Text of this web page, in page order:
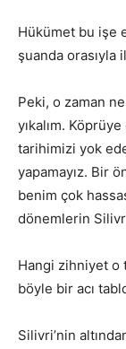
Hükümet bu işe
şuanda orasıyla
Peki, o zaman
yıkalım.
tarihimizi yok
yapamayız. Bir
benim çok
dönemlerin
Hangi zihniyet o
böyle bir acı
Silivri’nin